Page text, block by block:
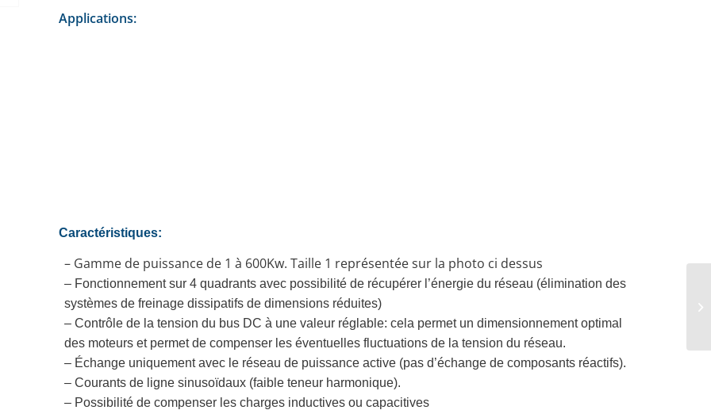
Applications:
Caractéristiques:
– Gamme de puissance de 1 à 600Kw. Taille 1 représentée sur la photo ci dessus
– Fonctionnement sur 4 quadrants avec possibilité de récupérer l’énergie du réseau (élimination des
systèmes de freinage dissipatifs de dimensions réduites)
– Contrôle de la tension du bus DC à une valeur réglable: cela permet un dimensionnement optimal
des moteurs et permet de compenser les éventuelles fluctuations de la tension du réseau.
– Échange uniquement avec le réseau de puissance active (pas d’échange de composants réactifs).
– Courants de ligne sinusoïdaux (faible teneur harmonique).
– Possibilité de compenser les charges inductives ou capacitives